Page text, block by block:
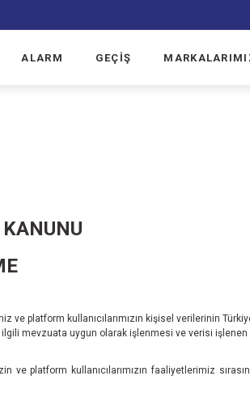
ALARM GEÇİŞ
ve platform kullanıcılarımızın kişisel verilerinin
mevzuata uygun olarak işlenmesi ve verisi işlenen
ve platform kullanıcılarımızın faaliyetlerimiz